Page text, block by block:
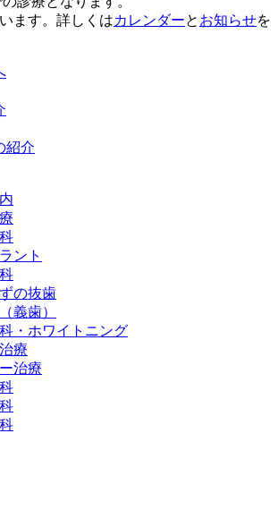
ます。詳しくはカレンダーと お知らせを
紹介
ント
の抜歯
義歯）
・ホワイトニング
療
治療